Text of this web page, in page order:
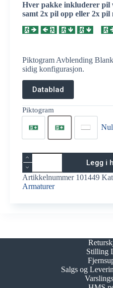
Hver pakke inkluderer pil
samt 2x pil opp eller 2x pil
Piktogram Avblending
sidig konfigurasjon.
Datablad
Piktogram
Pil Ned Pil Opp
Piktogrampakke
til
ESC
90
antall
Legg i
Artikkelnummer 101449
Armaturer
Stilling
Salgs og